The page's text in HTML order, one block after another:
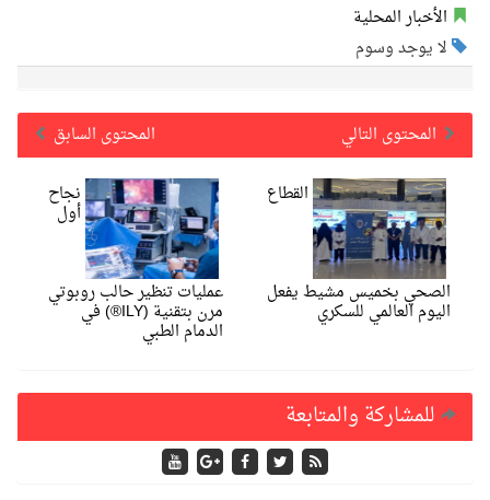
الأخبار المحلية
لا يوجد وسوم
المحتوى السابق
المحتوى التالي
نجاح
أول
عمليات تنظير حالب روبوتي
مرن بتقنية (ILY®️) في
الدمام الطبي
القطاع
الصحي بخميس مشيط يفعل
اليوم العالمي للسكري
للمشاركة والمتابعة